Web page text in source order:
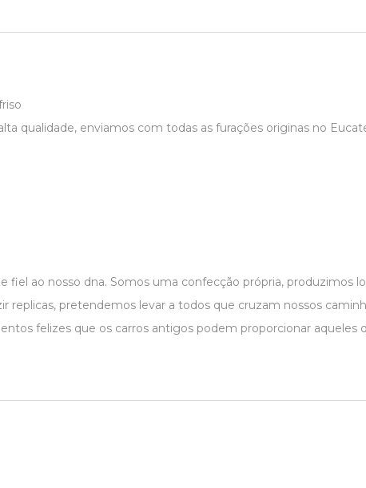
qualidade, enviamos com todas as furações originas no
fiel ao nosso dna. Somos uma confecção própria,
replicas, pretendemos levar a todos que cruzam nossos
felizes que os carros antigos podem proporcionar aqueles